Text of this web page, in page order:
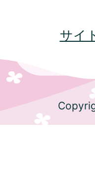
サイ